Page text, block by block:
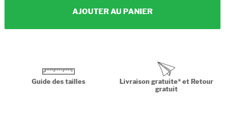
AJOUTER AU PANIER
Guide des tailles
Livraison gratuite* et Retour
gratuit